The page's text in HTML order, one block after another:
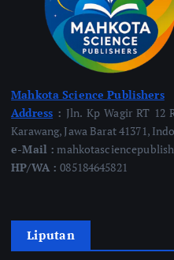
Mahkota Science Publishers
Address : Jln. Kp Wagir RT 12
Karawang, Jawa Barat 41371,
e-Mail :
HP/WA :085184645821
Liputan